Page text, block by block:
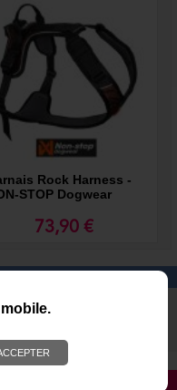
Rock Harness -
STOP Dogwear
73,90 €
activité avec votre